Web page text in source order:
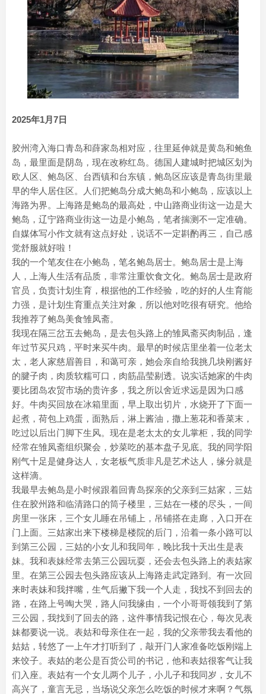
2025年1月7日
胶州湾入海口青岛和薛家岛相对应，往里延伸就是黄岛和鲍鱼
岛，最里面是阴岛，现在改称红岛。德国人建城时把城区划为
欧人区、鲍岛区、台西镇和台东镇，鲍岛区应该是青岛街里最
早的华人居住区。人们把鲍岛分成大鲍岛和小鲍岛，应该以上
海路为界。上海路是鲍岛的最高处，中山路商业街这一边是大
鲍岛，辽宁路商业街这一边是小鲍岛，笔者揣测不一定准确。
自媒体写小作文就有这点好处，说话不一定斟酌再三，自己感
觉舒服就好啦！
我的一个笔友住在小鲍岛，笔名鲍岛居士。鲍岛居士是上海
人，上海人生活有品质，非常注重饮食文化。鲍岛居士是政府
官员，负责计划生育，根据他的工作经验，吃的好的人生育能
力强，是计划生育重点关注对象，所以他对吃很有研究。他给
我推荐了鲍岛美食雏凤斋。
我现在隔三岔五去鲍岛，是去包头路上的雏凤斋买肉制品，逢
年过节买只鸡，平时来买牛肉。最早的时候店里坐着一位老太
太，老人家慈眉善目，和蔼可亲，她会亲自给我挑几块刚酱好
的腱子肉，肉质软糯可口，肉筋晶莹剔透。说实话她家的牛肉
要比团岛农贸市场的贵许多，我之所以舍近求远是因为口感
好。牛肉买回放在冰箱里面，早上取出切片，水烧开了下面一
起煮，荷包上鸡蛋，面熟后，淋上酱油，撒上葱花和香菜末，
吃过以后出门脚下生风。现在是老太太的女儿掌柜，我的同学
经常在雏凤斋组织聚会，炒菜吃的基本盘子见底。我的同学阳
刚气十足是健身达人，女老板气质非凡是艺术达人，缘分就是
这样滴。
我最早去鲍岛是小时候跟着回青岛探亲的父亲到三姑家，三姑
住在胶州路和临清路口的筒子楼里，三姑在一楼的尽头，一间
房里一张床，三个女儿睡在吊铺上，吊铺搭在走廊，入口开在
门上面。三姑家出来下楼梯是楼院的后门，沿着一条小路可以
到第三公园，三姑的小女儿和我同年，晚比我十天出生是表
妹。我和表妹经常去第三公园玩耍，还会去包头路上的表姑家
里。在第三公园去包头路应该从上海路走武定路到。有一次回
来时表妹和我拌嘴，生气后撇下我一个人走，我找不到回去的
路，在路上号啕大哭，路人问我缘由，一个小哥哥领我到了第
三公园，我找到了回去的路，这件事情我记恨在心，每次见表
妹都要说一说。表姑和母亲住在一起，我的父亲带我去看他的
姑姑，转悠了一上午才打听到了，敲开门人家准备吃饭刚端上
来饺子。表姑的老公是百货公司的书记，他和表姑很客气让我
们入座。表姑有一个女儿两个儿子，小儿子和我同岁，女儿不
高兴了，童言无忌，当场说父亲怎么吃饭的时候才来啊？气氛